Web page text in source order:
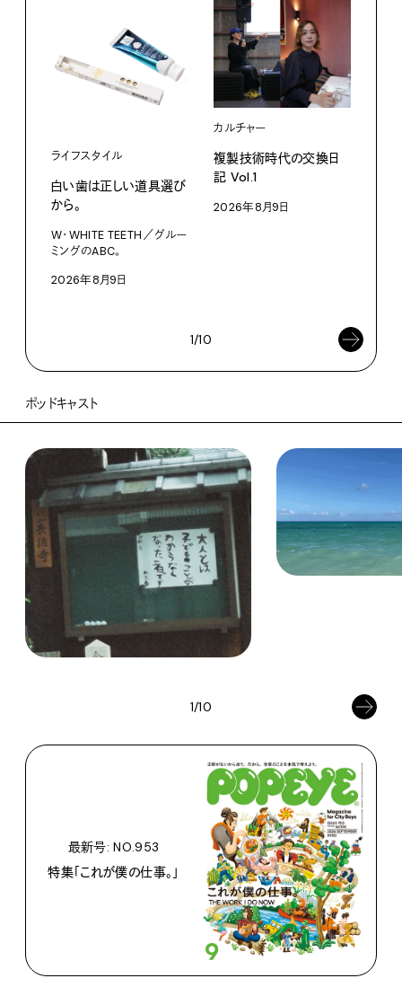
ライフスタイル
白い歯は正しい道具選び
から。
W・WHITE TEETH／グルー
ミングのABC。
2026年8月9日
カルチャー
複製技術時代の交換日
記 Vol.1
2026年8月9日
1/10
ポッドキャスト
1/10
最新号: NO.953
特集「これが僕の仕事。」